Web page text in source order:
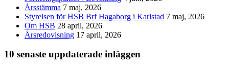
Årsstämma 7 maj, 2026
Styrelsen för HSB Brf Hagaborg i Karlstad 7 maj, 2026
Om HSB 28 april, 2026
Årsredovisning 17 april, 2026
10 senaste uppdaterade inläggen